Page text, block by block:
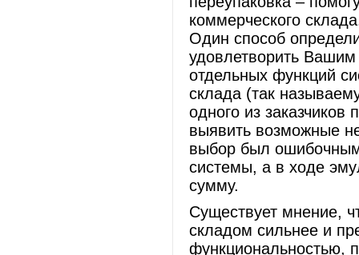
коммерческого
Один способ
удовлетворить
отдельных функций
склада (так
одного из заказчиков
выявить возможные
выбор был
системы, а в ходе
сумму.
Существует мнение,
складом сильнее и
функциональностью,